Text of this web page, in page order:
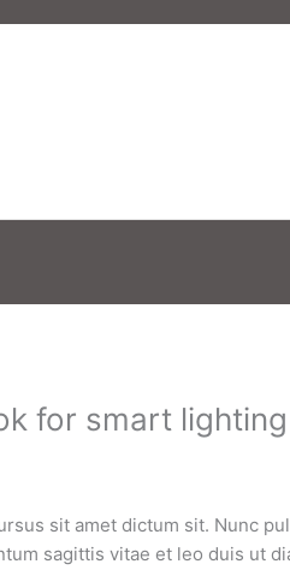
for smart lighting
sit amet dictum sit. Nunc
sagittis vitae et leo duis ut